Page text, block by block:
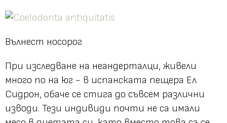
Вълнест носорог
При изследване на неандерталци, живели
много по на юг - в испанската пещера Ел
Сидрон, обаче се стига до съвсем различни
изводи. Тези индивиди почти не са имали